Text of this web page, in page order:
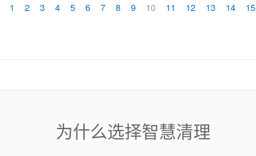
1 2 3 4 5 6 7 8 9 10 11 12 13 14 15
为什么选择智慧清理